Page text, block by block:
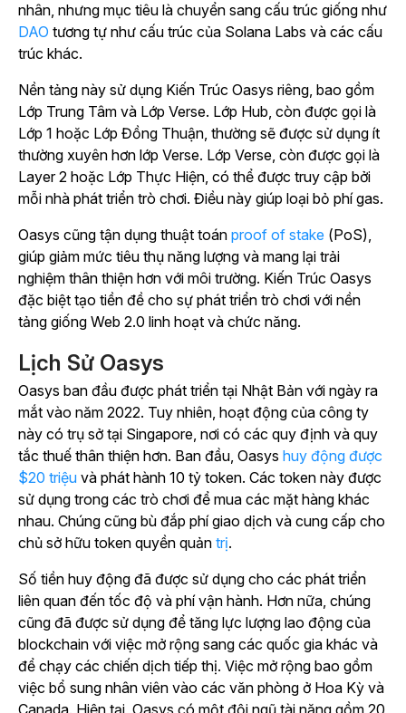
nhân, nhưng mục tiêu là chuyển sang cấu trúc giống như
DAO tương tự như cấu trúc của Solana Labs và các cấu
trúc khác.
Nền tảng này sử dụng Kiến Trúc Oasys riêng, bao gồm
Lớp Trung Tâm và Lớp Verse. Lớp Hub, còn được gọi là
Lớp 1 hoặc Lớp Đồng Thuận, thường sẽ được sử dụng ít
thường xuyên hơn lớp Verse. Lớp Verse, còn được gọi là
Layer 2 hoặc Lớp Thực Hiện, có thể được truy cập bởi
mỗi nhà phát triển trò chơi. Điều này giúp loại bỏ phí gas.
Oasys cũng tận dụng thuật toán proof of stake (PoS),
giúp giảm mức tiêu thụ năng lượng và mang lại trải
nghiệm thân thiện hơn với môi trường. Kiến Trúc Oasys
đặc biệt tạo tiền đề cho sự phát triển trò chơi với nền
tảng giống Web 2.0 linh hoạt và chức năng.
Lịch Sử Oasys
Oasys ban đầu được phát triển tại Nhật Bản với ngày ra
mắt vào năm 2022. Tuy nhiên, hoạt động của công ty
này có trụ sở tại Singapore, nơi có các quy định và quy
tắc thuế thân thiện hơn. Ban đầu, Oasys huy động được
$20 triệu và phát hành 10 tỷ token. Các token này được
sử dụng trong các trò chơi để mua các mặt hàng khác
nhau. Chúng cũng bù đắp phí giao dịch và cung cấp cho
chủ sở hữu token quyền quản trị.
Số tiền huy động đã được sử dụng cho các phát triển
liên quan đến tốc độ và phí vận hành. Hơn nữa, chúng
cũng đã được sử dụng để tăng lực lượng lao động của
blockchain với việc mở rộng sang các quốc gia khác và
để chạy các chiến dịch tiếp thị. Việc mở rộng bao gồm
việc bổ sung nhân viên vào các văn phòng ở Hoa Kỳ và
Canada. Hiện tại, Oasys có một đội ngũ tài năng gồm 20